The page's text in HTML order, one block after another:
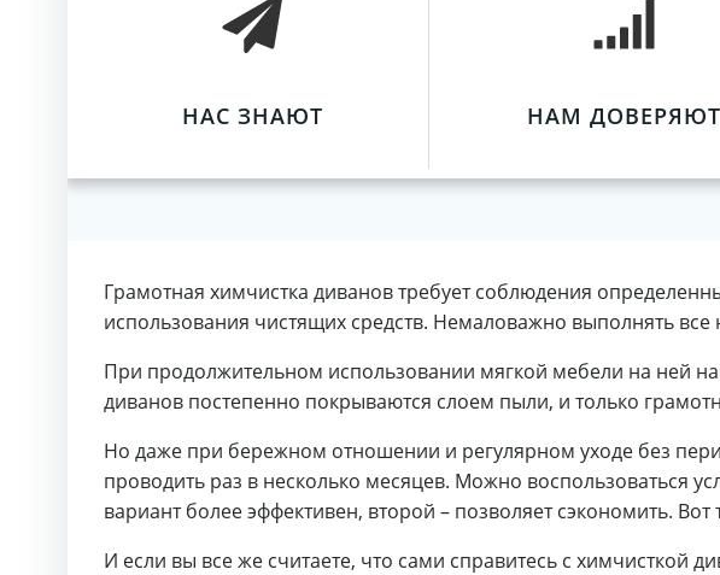
НАС ЗНАЮТ НАМ ДОВЕРЯЮТ
Грамотная химчистка диванов требует соблюдения
использования чистящих средств. Немаловажно выполнять
При продолжительном использовании мягкой мебели на ней
диванов постепенно покрываются слоем пыли, и только
Но даже при бережном отношении и регулярном уходе без
проводить раз в несколько месяцев. Можно воспользоваться
вариант более эффективен, второй – позволяет сэкономить.
И если вы все же считаете, что сами справитесь с химчисткой